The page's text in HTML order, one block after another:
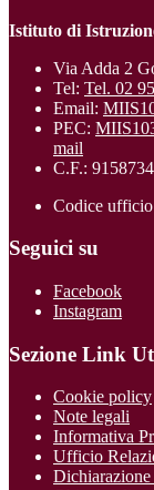
Istituto di
Via Adda 2
Tel: Tel. 02
Email:
PEC:
mail
C.F.:
Codice
Seguici su
Facebook
Instagram
Sezione Link
Cookie policy
Note legali
Informativa
Ufficio